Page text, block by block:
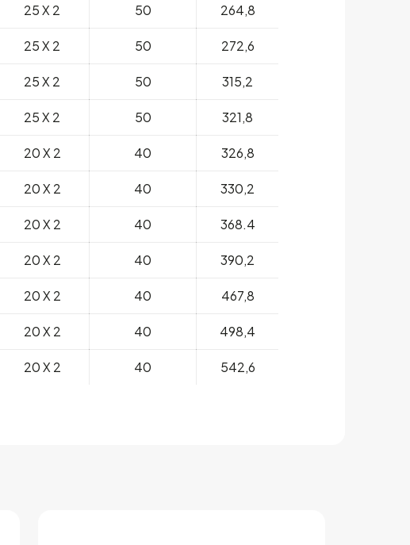
25 X 2 50 264,8
25 X 2 50 272,6
25 X 2 50 315,2
25 X 2 50 321,8
20 X 2 40 326,8
20 X 2 40 330,2
20 X 2 40 368.4
20 X 2 40 390,2
20 X 2 40 467,8
20 X 2 40 498,4
20 X 2 40 542,6